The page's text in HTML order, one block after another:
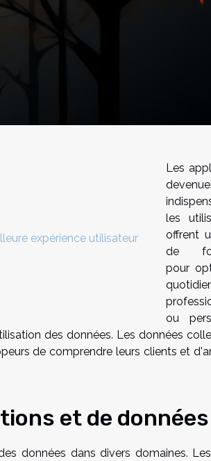
expérience utilisateur
Les
les
offrent
de
pour
ou
des données. Les données
de comprendre leurs clients et
et de données
données dans divers domaines.